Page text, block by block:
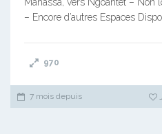
– Encore d’autres Espaces
970
7 mois depuis